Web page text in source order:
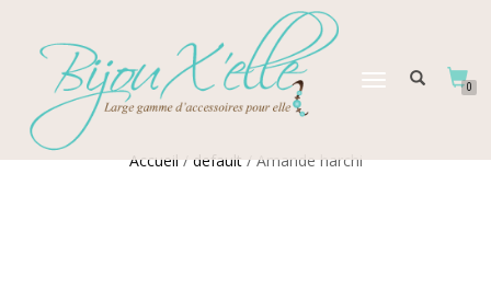
DÉPLIER
0
Accueil/default/ Amande harchi